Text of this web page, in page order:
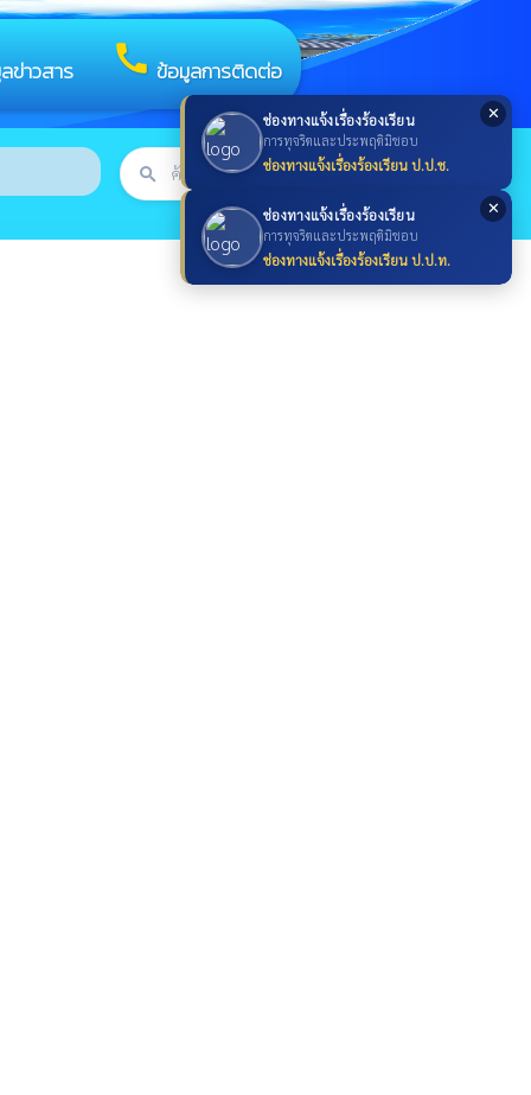
✕
ช่องทางแจ้งเรื่องร้องเรียน
การทุจริตและประพฤติมิชอบ
ช่องทางแจ้งเรื่องร้องเรียน ป.ป.ช.
✕
ช่องทางแจ้งเรื่องร้องเรียน
การทุจริตและประพฤติมิชอบ
ช่องทางแจ้งเรื่องร้องเรียน ป.ป.ท.
ข่าวสาร callข้อมูลการติดต่อ
search searchค้นหา